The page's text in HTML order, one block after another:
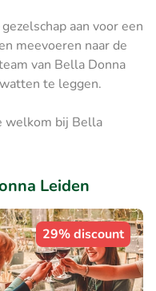
aan voor een
meevoeren naar de
van Bella Donna
te leggen.
welkom bij Bella
Leiden
29% discount